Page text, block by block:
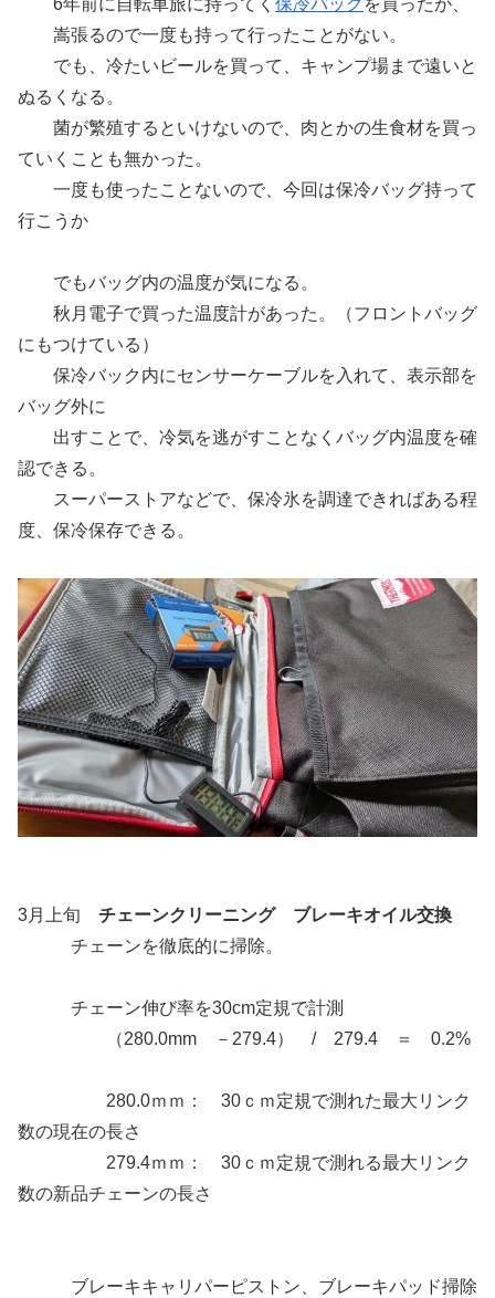
6年前に自転車旅に持ってく 保冷バッグ を買ったが、
嵩張るので一度も持って行ったことがない。
でも、冷たいビールを買って、キャンプ場まで遠いと
ぬるくなる。
菌が繁殖するといけないので、肉とかの生食材を買っ
ていくことも無かった。
一度も使ったことないので、今回は保冷バッグ持って
行こうか
でもバッグ内の温度が気になる。
秋月電子で買った温度計があった。（フロントバッグ
にもつけている）
保冷バック内にセンサーケーブルを入れて、表示部を
バッグ外に
出すことで、冷気を逃がすことなくバッグ内温度を確
認できる。
スーパーストアなどで、保冷氷を調達できればある程
度、保冷保存できる。
3月上旬 チェーンクリーニング ブレーキオイル交換
チェーンを徹底的に掃除。
チェーン伸び率を30cm定規で計測
（280.0mm －279.4） / 279.4 ＝ 0.2%
280.0ｍｍ： 30ｃｍ定規で測れた最大リンク
数の現在の長さ
279.4ｍｍ： 30ｃｍ定規で測れる最大リンク
数の新品チェーンの長さ
ブレーキキャリパーピストン、ブレーキパッド掃除